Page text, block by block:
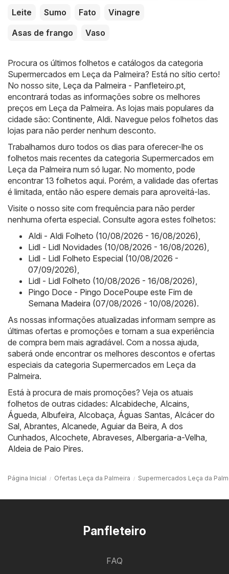
Leite
Sumo Fato
Vinagre
Asas de frango
Vaso
Procura os últimos folhetos e catálogos da categoria
Supermercados em Leça da Palmeira? Está no sítio certo!
No nosso site, Leça da Palmeira - Panfleteiro.pt,
encontrará todas as informações sobre os melhores
preços em Leça da Palmeira. As lojas mais populares da
cidade são: Continente, Aldi. Navegue pelos folhetos das
lojas para não perder nenhum desconto.
Trabalhamos duro todos os dias para oferecer-lhe os
folhetos mais recentes da categoria Supermercados em
Leça da Palmeira num só lugar. No momento, pode
encontrar 13 folhetos aqui. Porém, a validade das ofertas
é limitada, então não espere demais para aproveitá-las.
Visite o nosso site com frequência para não perder
nenhuma oferta especial. Consulte agora estes folhetos:
Aldi - Aldi Folheto (10/08/2026 - 16/08/2026),
Lidl - Lidl Novidades (10/08/2026 - 16/08/2026),
Lidl - Lidl Folheto Especial (10/08/2026 -
07/09/2026),
Lidl - Lidl Folheto (10/08/2026 - 16/08/2026),
Pingo Doce - Pingo DocePoupe este Fim de
Semana Madeira (07/08/2026 - 10/08/2026).
As nossas informações atualizadas informam sempre as
últimas ofertas e promoções e tornam a sua experiência
de compra bem mais agradável. Com a nossa ajuda,
saberá onde encontrar os melhores descontos e ofertas
especiais da categoria Supermercados em Leça da
Palmeira.
Está à procura de mais promoções? Veja os atuais
folhetos de outras cidades: Alcabideche, Alcains,
Águeda, Albufeira, Alcobaça, Águas Santas, Alcácer do
Sal, Abrantes, Alcanede, Aguiar da Beira, A dos
Cunhados, Alcochete, Abraveses, Albergaria-a-Velha,
Aldeia de Paio Pires.
Página Inicial Ofertas Leça da Palmeira Supermercados Leça da
Panfleteiro
FAQ